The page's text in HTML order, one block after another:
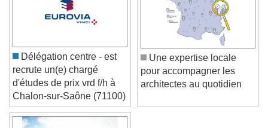
Délégation centre - est
recrute un(e) chargé
d'études de prix vrd f/h à
Chalon-sur-Saône (71100)
Une expertise locale
pour accompagner les